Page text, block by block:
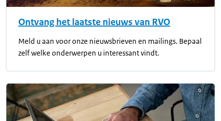
Ontvang het laatste nieuws van RVO
Meld u aan voor onze nieuwsbrieven en mailings. Bepaal
zelf welke onderwerpen u interessant vindt.